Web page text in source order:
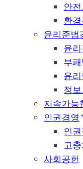
안
환
윤리준법
윤
부
윤
정
지속가능
인권경영
인
고
사회공헌